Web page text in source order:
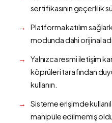
sertifikasının geçerlilik
Platforma katılım
modunda dahi orijinal
Yalnızca resmi iletişim
köprüleri tarafından
kullanın.
Sisteme erişimde
manipüle edilmemiş